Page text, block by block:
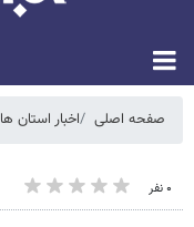
صفحه اصلی اخبار استان ها
۰ نفر